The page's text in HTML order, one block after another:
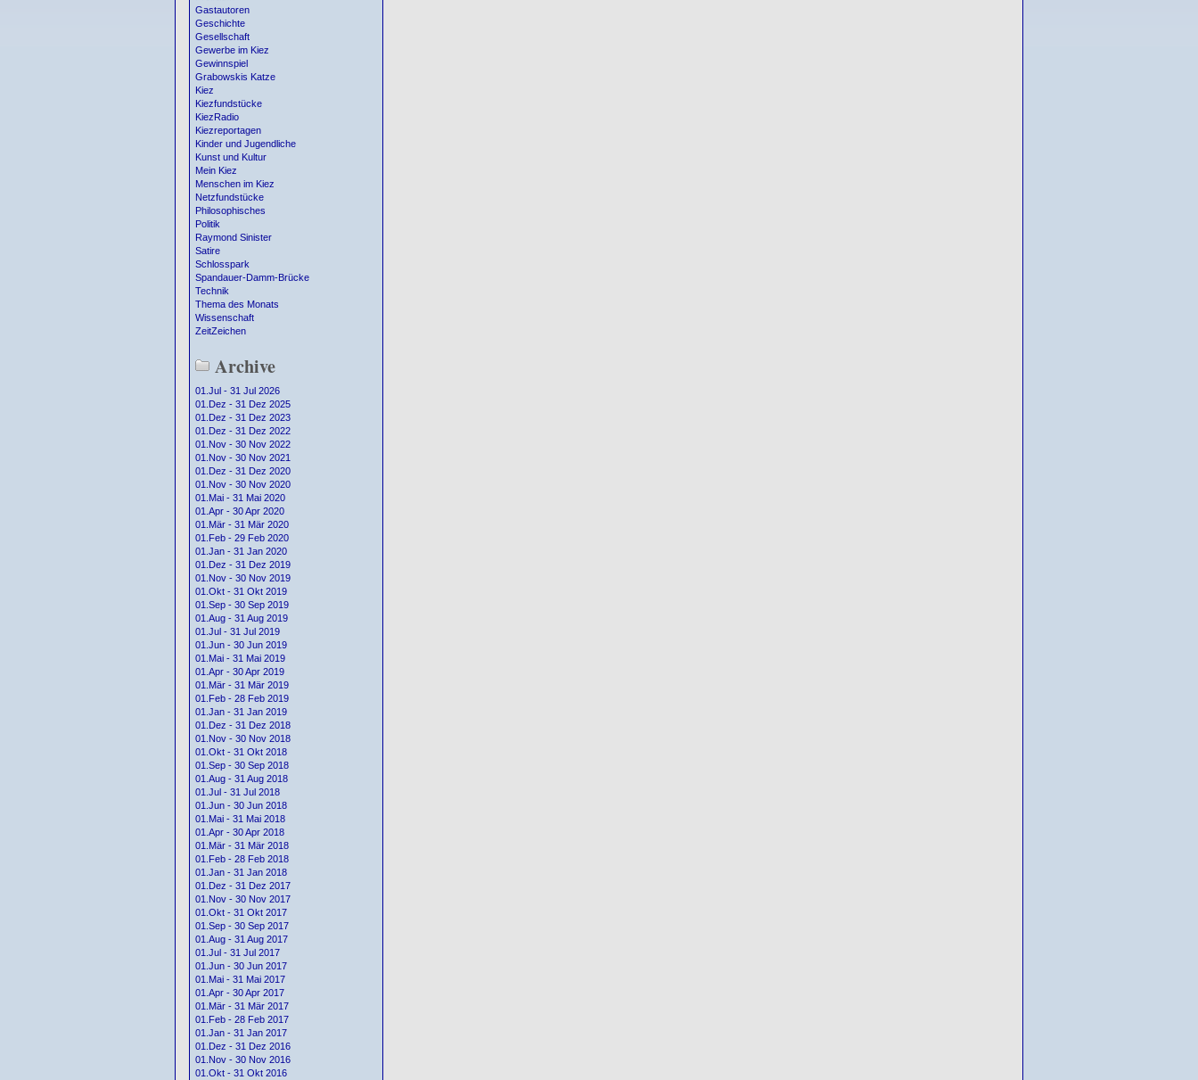
Gastautoren
Geschichte
Gesellschaft
Gewerbe im Kiez
Gewinnspiel
Grabowskis Katze
Kiez
Kiezfundstücke
KiezRadio
Kiezreportagen
Kinder und Jugendliche
Kunst und Kultur
Mein Kiez
Menschen im Kiez
Netzfundstücke
Philosophisches
Politik
Raymond Sinister
Satire
Schlosspark
Spandauer-Damm-Brücke
Technik
Thema des Monats
Wissenschaft
ZeitZeichen
Archive
01.Jul - 31 Jul 2026
01.Dez - 31 Dez 2025
01.Dez - 31 Dez 2023
01.Dez - 31 Dez 2022
01.Nov - 30 Nov 2022
01.Nov - 30 Nov 2021
01.Dez - 31 Dez 2020
01.Nov - 30 Nov 2020
01.Mai - 31 Mai 2020
01.Apr - 30 Apr 2020
01.Mär - 31 Mär 2020
01.Feb - 29 Feb 2020
01.Jan - 31 Jan 2020
01.Dez - 31 Dez 2019
01.Nov - 30 Nov 2019
01.Okt - 31 Okt 2019
01.Sep - 30 Sep 2019
01.Aug - 31 Aug 2019
01.Jul - 31 Jul 2019
01.Jun - 30 Jun 2019
01.Mai - 31 Mai 2019
01.Apr - 30 Apr 2019
01.Mär - 31 Mär 2019
01.Feb - 28 Feb 2019
01.Jan - 31 Jan 2019
01.Dez - 31 Dez 2018
01.Nov - 30 Nov 2018
01.Okt - 31 Okt 2018
01.Sep - 30 Sep 2018
01.Aug - 31 Aug 2018
01.Jul - 31 Jul 2018
01.Jun - 30 Jun 2018
01.Mai - 31 Mai 2018
01.Apr - 30 Apr 2018
01.Mär - 31 Mär 2018
01.Feb - 28 Feb 2018
01.Jan - 31 Jan 2018
01.Dez - 31 Dez 2017
01.Nov - 30 Nov 2017
01.Okt - 31 Okt 2017
01.Sep - 30 Sep 2017
01.Aug - 31 Aug 2017
01.Jul - 31 Jul 2017
01.Jun - 30 Jun 2017
01.Mai - 31 Mai 2017
01.Apr - 30 Apr 2017
01.Mär - 31 Mär 2017
01.Feb - 28 Feb 2017
01.Jan - 31 Jan 2017
01.Dez - 31 Dez 2016
01.Nov - 30 Nov 2016
01.Okt - 31 Okt 2016